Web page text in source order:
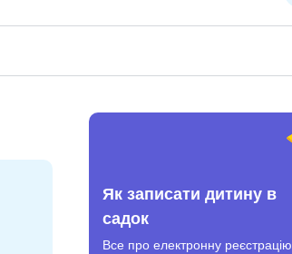
Як записати дитину в
садок
Все про електронну реєстрацію